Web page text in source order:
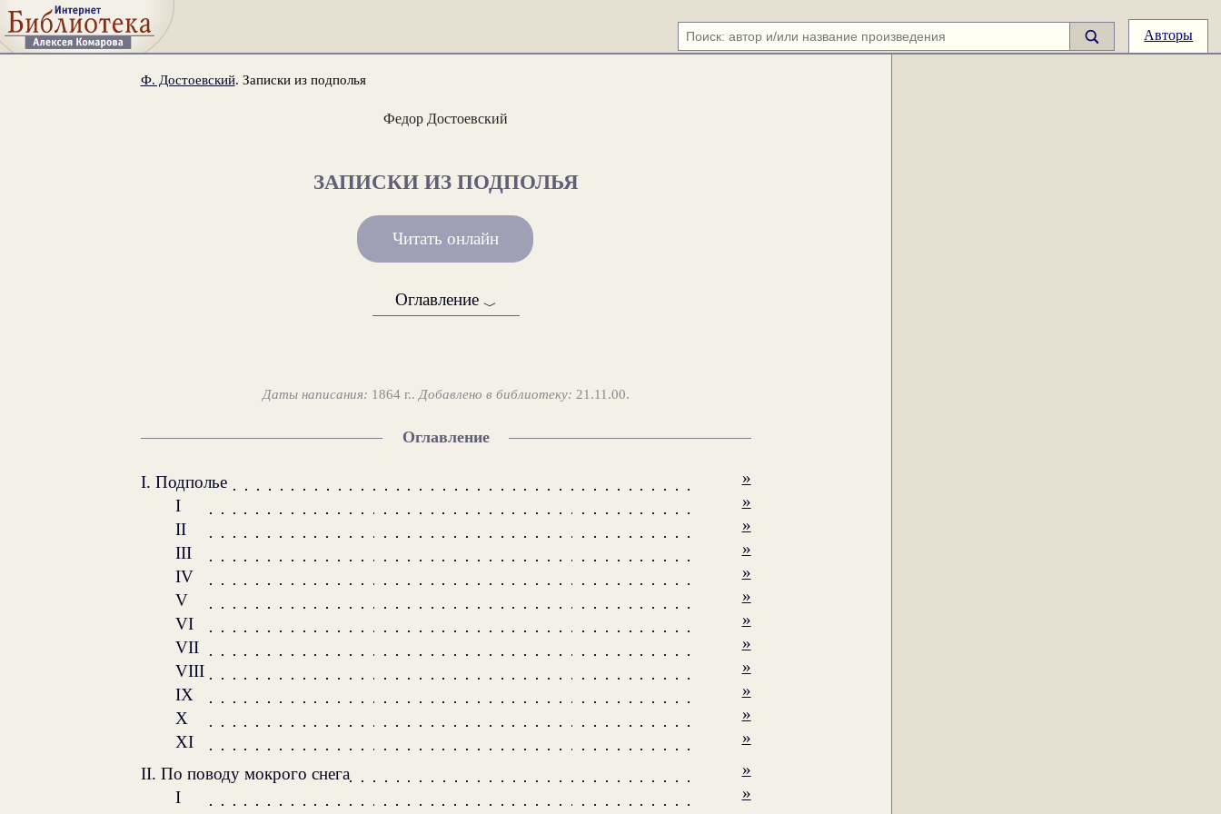
Авторы
Ф. Достоевский. Записки из подполья
Федор Достоевский
ЗАПИСКИ ИЗ ПОДПОЛЬЯ
Читать онлайн
Оглавление ﹀
Даты написания: 1864 г.. Добавлено в библиотеку: 21.11.00.
Оглавление
I. Подполье
»
I
»
II
»
III
»
IV
»
V
»
VI
»
VII
»
VIII
»
IX
»
X
»
XI
»
II. По поводу мокрого снега
»
I
»